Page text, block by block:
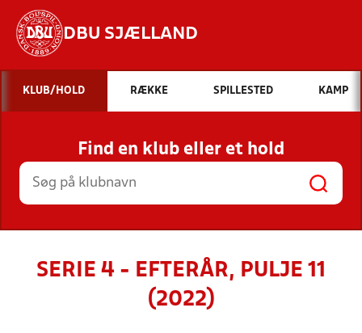
DBU SJÆLLAND
Hvad vil du søge efter?
INDHOLD OG NYHEDER
STILLINGER, RESULTATER, KLUBBER OG
HOLD
KLUB/HOLD RÆKKE SPILLESTED KAMP
Find en klub eller et hold
SERIE 4 - EFTERÅR, PULJE 11
(2022)